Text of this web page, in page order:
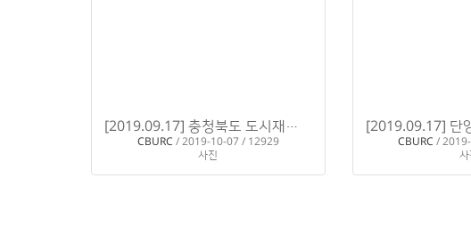
[2019.09.17] 충청북도 도시재생뉴딜 전문가 육성교육 - 기초과정 1일차
CBURC / 2019-10-07 / 12929
사진
CBURC /
사